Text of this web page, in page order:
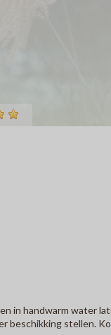
in handwarm water
beschikking stellen.